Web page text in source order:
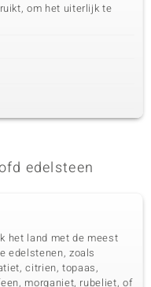
om het uiterlijk te
edelsteen
het land met de meest
edelstenen, zoals
citrien, topaas,
morganiet, rubeliet, of